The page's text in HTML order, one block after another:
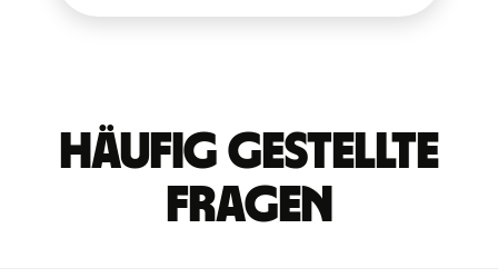
Häufig gestellte
Fragen